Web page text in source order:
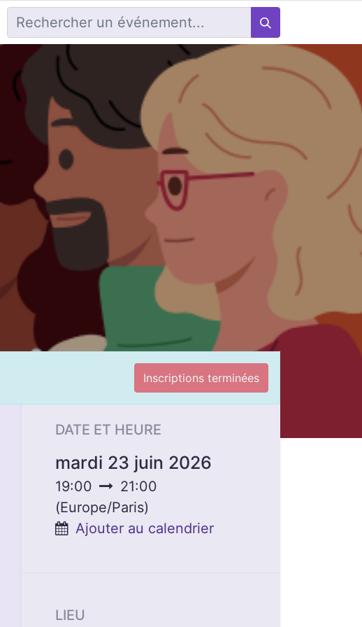
Inscriptions terminées
DATE ET HEURE
mardi 23 juin 2026
19:00
21:00
(Europe/Paris)
Ajouter au calendrier
LIEU